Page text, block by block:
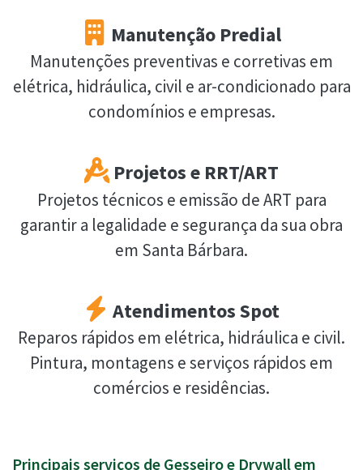
Manutenção Predial
Manutenções preventivas e corretivas em
elétrica, hidráulica, civil e ar-condicionado para
condomínios e empresas.
Projetos e RRT/ART
Projetos técnicos e emissão de ART para
garantir a legalidade e segurança da sua obra
em Santa Bárbara.
Atendimentos Spot
Reparos rápidos em elétrica, hidráulica e civil.
Pintura, montagens e serviços rápidos em
comércios e residências.
Principais serviços de Gesseiro e Drywall em